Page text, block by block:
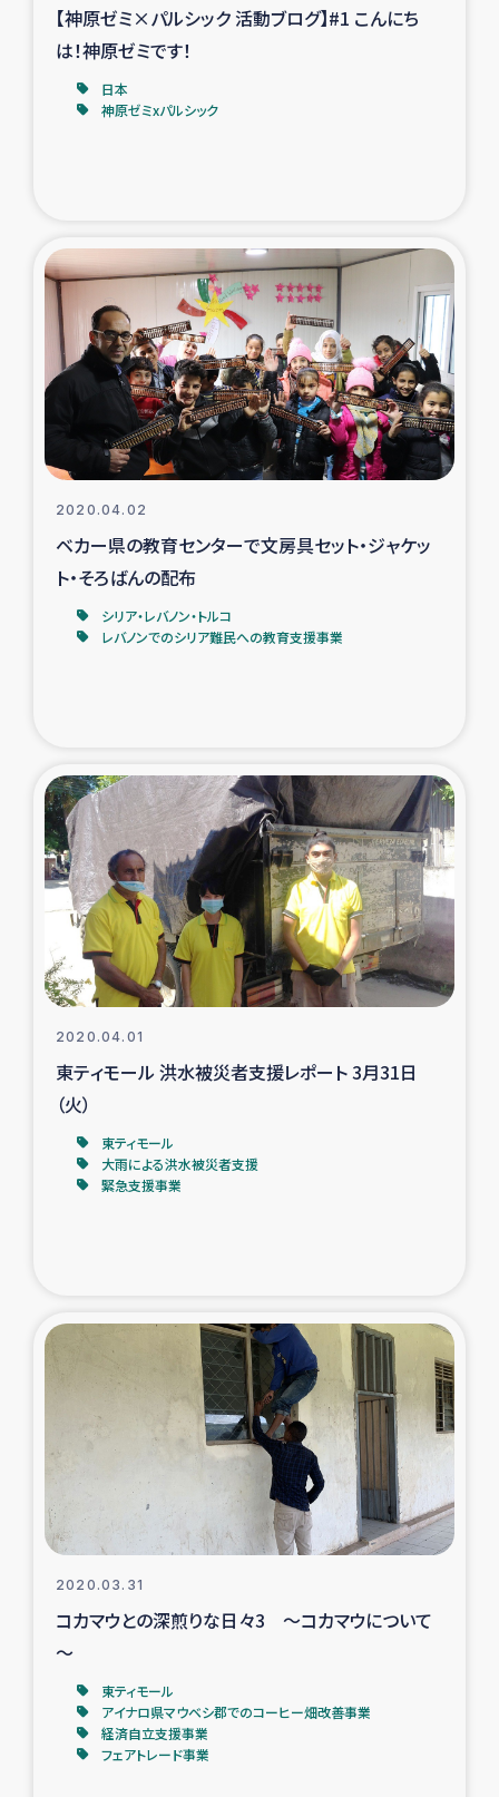
女性グループPIFWANITAによる食品加工事業
ミャンマー緊急支援
タイ国境ミャンマー移民子ども支援
漁民によるマングローブ植林活動
レバノンでのシリア難民への食糧・越冬支援
レバノンにおける緊急支援
レバノンでのシリア難民への教育支援事業
石巻市街地在宅被災者支援
復興応援隊の活動
仮設住宅生活支援・農業復興支援
漁業復興支援
経済自立支援事業
ガザ空爆被災者への食料支援と農家生産支援
ガザ地区における被災住民への緊急支援
ガザ地区酪農を通した女性グループの生計支援
ふりかけ普及と食生活改善による栄養改善事業
フェアトレード事業
民際教育
【神原ゼミ×パルシック 活動ブログ】#1 こんにち
は！神原ゼミです！
日本
神原ゼミxパルシック
2020.04.02
ベカー県の教育センターで文房具セット・ジャケッ
ト・そろばんの配布
シリア・レバノン・トルコ
レバノンでのシリア難民への教育支援事業
2020.04.01
東ティモール 洪水被災者支援レポート 3月31日
（火）
東ティモール
大雨による洪水被災者支援
緊急支援事業
2020.03.31
コカマウとの深煎りな日々3 ～コカマウについて
～
東ティモール
アイナロ県マウベシ郡でのコーヒー畑改善事業
経済自立支援事業
フェアトレード事業